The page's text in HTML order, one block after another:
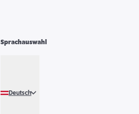
Sprachauswahl
Deutsch